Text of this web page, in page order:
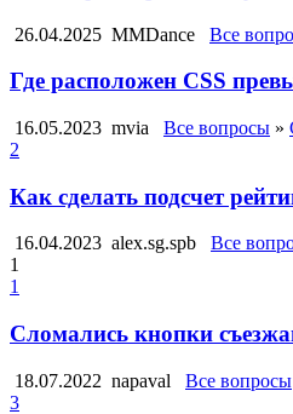
26.04.2025 MMDance Все
Где расположен CSS
16.05.2023 mvia Все вопросы »
2
Как сделать подсчет
16.04.2023 alex.sg.spb Все
1
1
Сломались кнопки
18.07.2022 napaval Все вопросы
3